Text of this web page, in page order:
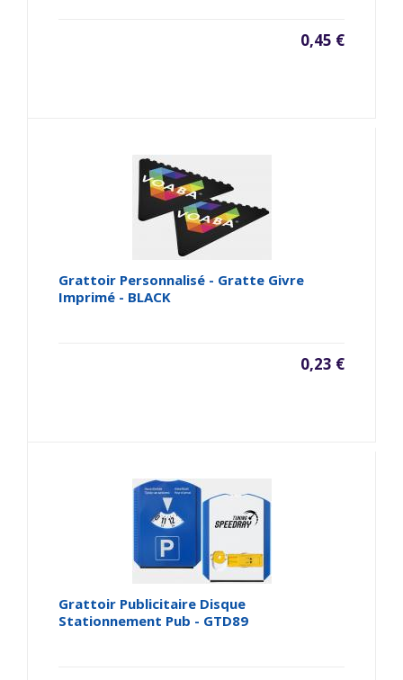
0,45 €
Grattoir Personnalisé - Gratte Givre
Imprimé - BLACK
0,23 €
Grattoir Publicitaire Disque
Stationnement Pub - GTD89